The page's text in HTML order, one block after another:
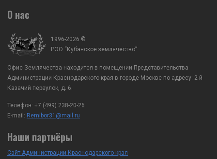
О нас
1996-2026 ©
РОО “Кубанское землячество”
Офис Землячества находится в помещении Представительства
Администрации Краснодарского края в городе Москве по адресу: 2-й
Казачий переулок, д. 6.
Телефон: +7 (499) 238-20-26
E-mail: Remibor31@mail.ru
Наши партнёры
Сайт Администрации Краснодарского края